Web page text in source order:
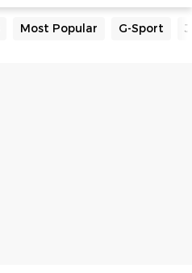
Most Popular G-Sport